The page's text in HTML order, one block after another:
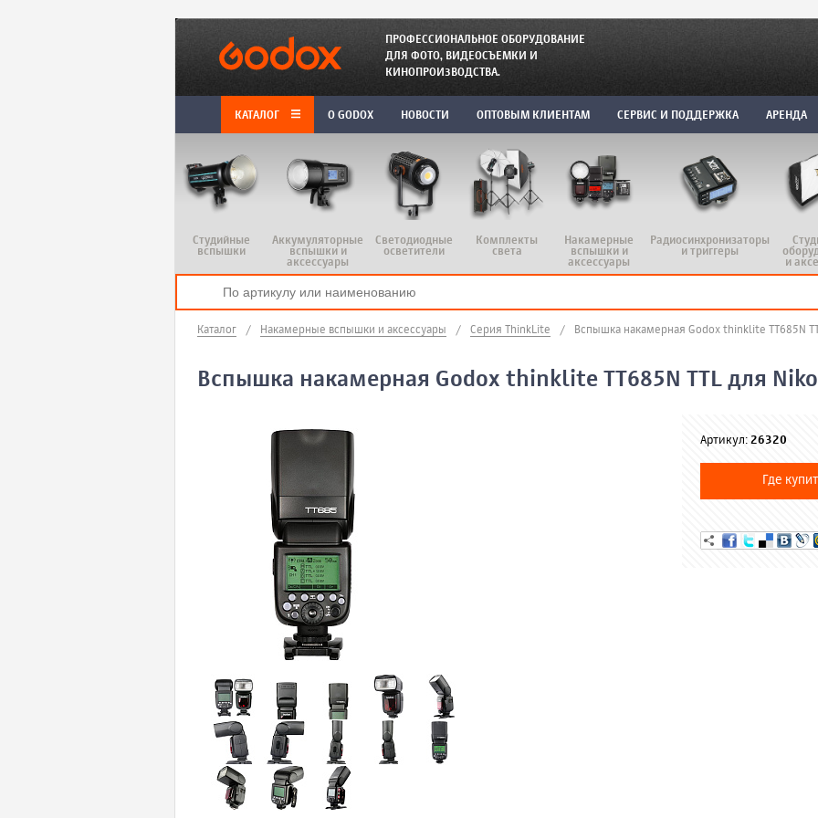
ПРОФЕССИОНАЛЬНОЕ ОБОРУДОВАНИЕ
ДЛЯ ФОТО, ВИДЕОСЪЕМКИ И
КИНОПРОИЗВОДСТВА.
КАТАЛОГ O GODOX НОВОСТИ ОПТОВЫМ КЛИЕНТАМ СЕРВИС И ПОДДЕРЖКА АРЕНДА
Студийные
вспышки
Аккумуляторные
вспышки и
аксессуары
Светодиодные
осветители
Комплекты
света
Накамерные
вспышки и
аксессуары
Радиосинхронизаторы
и триггеры
и
Каталог / Накамерные вспышки и аксессуары / Серия ThinkLite / Вспышка накамерная Godox thinklite TT685N
Вспышка накамерная Godox thinklite TT685N TTL для
Артикул: 26320
Где